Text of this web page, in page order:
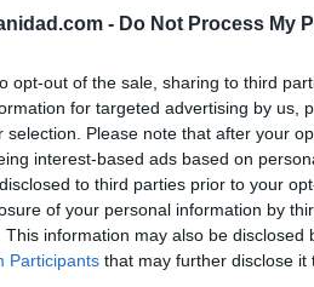
- Do Not Process My
opt-out of the sale, sharing to third
for targeted advertising by us,
selection. Please note that after your
interest-based ads based on
to third parties prior to your
of your personal information by
This information may also be disclosed
Participants that may further disclose it
de la cocaína
pero que solamente
— Emmanuel Rincón
de la Iglesia prohíbe
a la pérdida del libre